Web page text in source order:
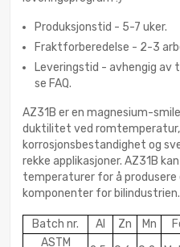
Produksjonstid - 5-7 uker.
Fraktforberedelse - 2-3
Leveringstid - avhengig
se FAQ.
AZ31B er en magnesium-
duktilitet ved
korrosjonsbestandighet og
rekke applikasjoner. AZ31B
temperaturer for å produsere
komponenter for bilindustrien.
Batch nr. Al Zn Mn
ASTM